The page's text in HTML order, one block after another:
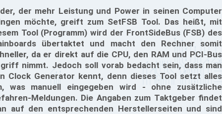
der mehr Leistung und Power in seinen Computer
möchte, greift zum SetFSB Tool. Das heißt, mit
Tool (Programm) wird der FrontSideBus (FSB) des
übertaktet und macht den Rechner somit
da er direkt auf die CPU, den RAM und PCI-Bus
nimmt. Jedoch soll vorab bedacht sein, dass man
Clock Generator kennt, denn dieses Tool setzt alles
was manuell eingegeben wird - ohne zusätzliche
Meldungen. Die Angaben zum Taktgeber findet
auf den entsprechenden Herstellerseiten und sind